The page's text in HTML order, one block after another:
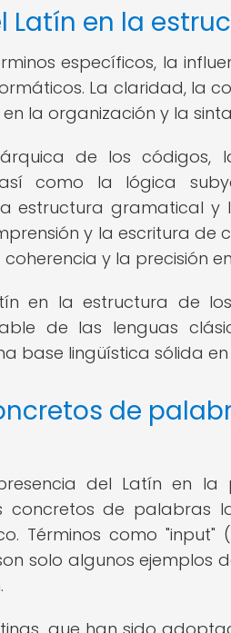
Latín en la
específicos, la
La claridad, la
la organización y la
de los códigos,
así como la lógica
estructura gramatical y
y la escritura de
y la precisión
en la estructura de
de las lenguas
base lingüística sólida
de
del Latín en la
concretos de palabras
Términos como
solo algunos ejemplos